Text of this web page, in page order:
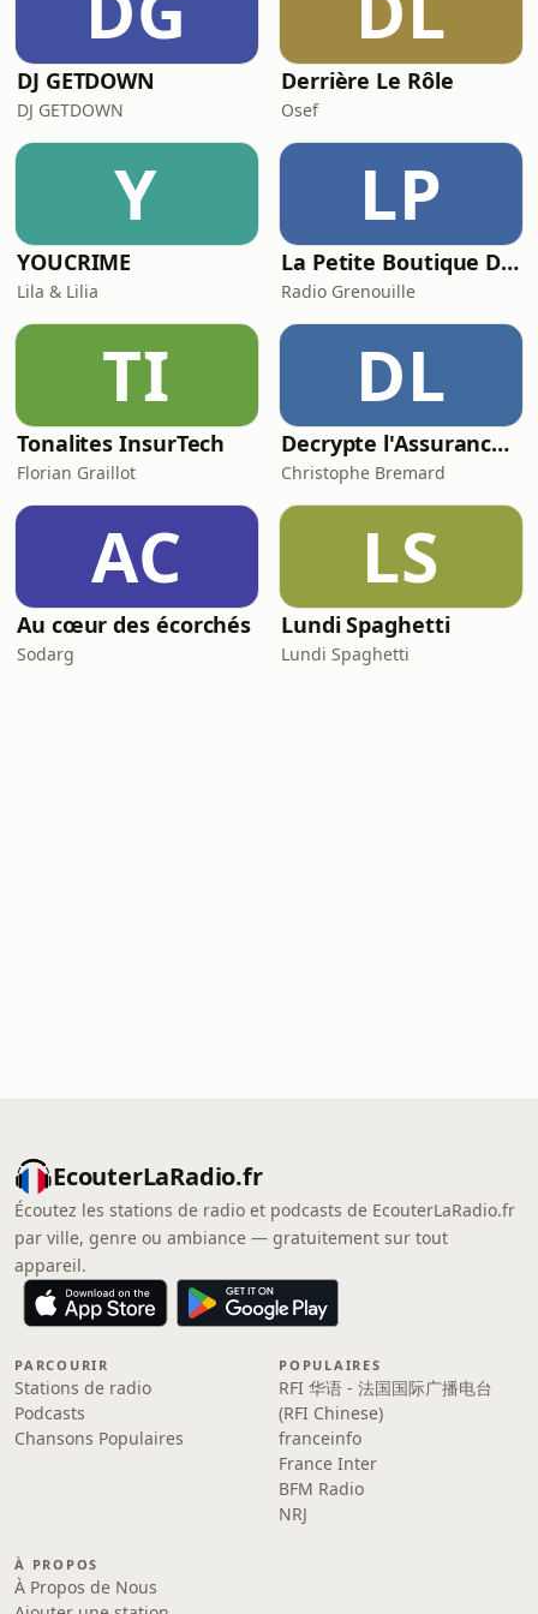
DJ GETDOWN
DJ GETDOWN
Derrière Le Rôle
Osef
Y
YOUCRIME
Lila & Lilia
LP
La Petite Boutique De Curiosités - Dr Zoom
Radio Grenouille
TI
Tonalites InsurTech
Florian Graillot
DL
Decrypte l'Assurance : Le Podcast qui rend l'assurance (Presque) sexy
Christophe Bremard
AC
Au cœur des écorchés
Sodarg
LS
Lundi Spaghetti
Lundi Spaghetti
EcouterLaRadio.fr
Écoutez les stations de radio et podcasts de EcouterLaRadio.fr
par ville, genre ou ambiance — gratuitement sur tout
appareil.
PARCOURIR
Stations de radio
Podcasts
Chansons Populaires
POPULAIRES
RFI 华语 - 法国国际广播电台
(RFI Chinese)
franceinfo
France Inter
BFM Radio
NRJ
À PROPOS
À Propos de Nous